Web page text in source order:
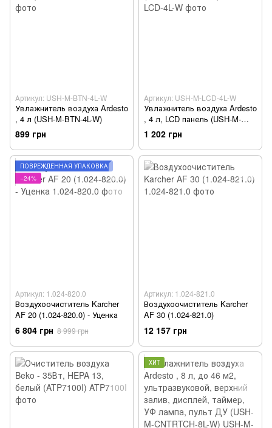
Артикул: USH-M-BTN-4L-W
Увлажнитель воздуха Ardesto
, 4 л (USH-M-BTN-4L-W)
899 грн
Артикул: USH-M-LCD-4L-W
Увлажнитель воздуха Ardesto
, 4 л, LCD панель (USH-M-
LCD-4L-W)
1 202 грн
ПОВРЕЖДЁННАЯ УПАКОВКА
−24%
Артикул: 1.024-820.0
Воздухоочиститель Karcher
AF 20 (1.024-820.0) - Уценка
6 804 грн 8 999 грн
Артикул: 1.024-821.0
Воздухоочиститель Karcher
AF 30 (1.024-821.0)
12 157 грн
ХИТ